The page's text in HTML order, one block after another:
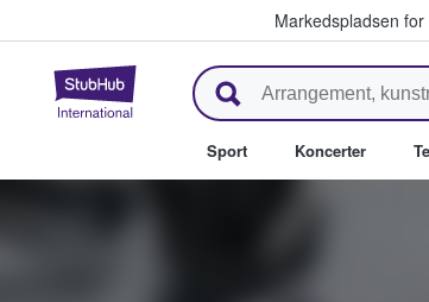
Markedspladsen
StubHub - Hvor fans
Sport Koncerter